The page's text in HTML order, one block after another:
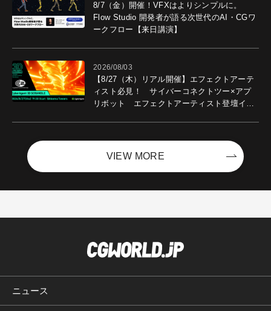
8/7（金）開催！VFXはよりシンプルに。
Flow Studio 開発者が語る次世代のAI・CGワ
ークフロー【来日講演】
2026/08/03
【8/27（木）リアル開催】エフェクトアーテ
ィスト必見！ サイバーコネクトツー×アプ
リボット エフェクトアーティスト登壇イベ
VIEW MORE
ニュース